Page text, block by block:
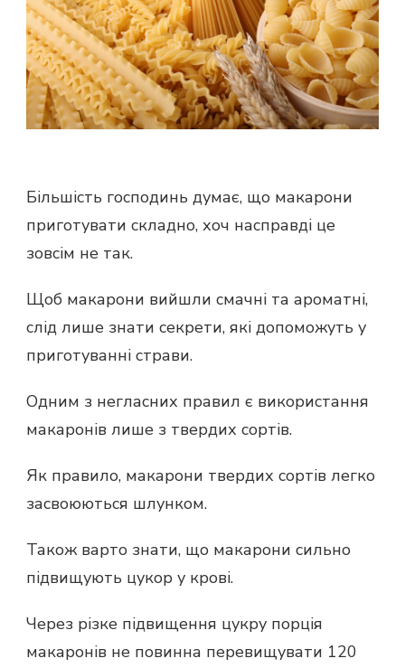
Більшість господинь думає, що макарони
приготувати складно, хоч насправді це
зовсім не так.
Щоб макарони вийшли смачні та ароматні,
слід лише знати секрети, які допоможуть у
приготуванні страви.
Одним з негласних правил є використання
макаронів лише з твердих сортів.
Як правило, макарони твердих сортів легко
засвоюються шлунком.
Також варто знати, що макарони сильно
підвищують цукор у крові.
Через різке підвищення цукру порція
макаронів не повинна перевищувати 120